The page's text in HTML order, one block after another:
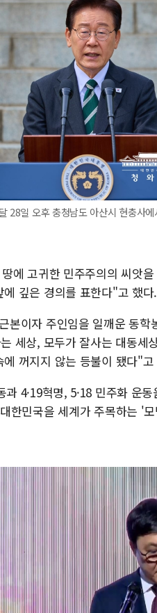
28일 오후 충청남도 아산시 현충사
에 고귀한 민주주의의 씨앗
깊은 경의를 표한다"고 했다.
본이자 주인임을 일깨운 동
세상, 모두가 잘사는 대동세
꺼지지 않는 등불이 됐다"
과 4·19혁명, 5·18 민주화 운
한민국을 세계가 주목하는 '